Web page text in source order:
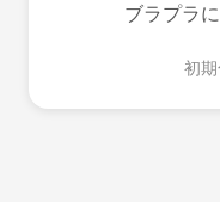
ブラプラ
初